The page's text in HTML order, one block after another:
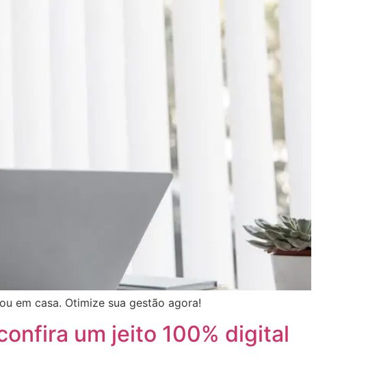
em casa. Otimize sua gestão agora!
um jeito 100% digital